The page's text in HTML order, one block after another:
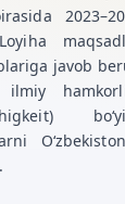
javob
ilmiy